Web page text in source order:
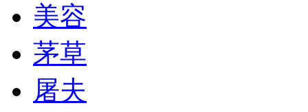
美容
茅草
屠夫